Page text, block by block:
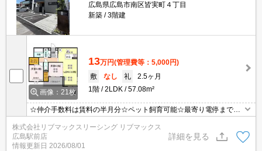
広島県広島市南区皆実町４丁目
新築
3階建
画像：21枚
13万円(管理費等：5,000円)
敷
なし 礼
2.5ヶ月
1階
2LDK 57.08m²
☆仲介手数料は賃料の半月分☆ペット飼育可能☆最寄り電停まで徒
機能や浴室乾燥機など人気の室内設備充実☆近隣にスーパーやコン
ビニがあり住環境良好です☆便利な宅配ボックスあり☆彡
株式会社リブマックスリーシング リブマックス
広島駅前店
情報更新日 2026/08/01
詳細を見る